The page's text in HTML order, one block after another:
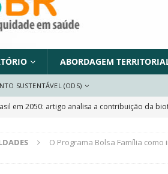
ABORDAGEM
SUSTENTÁVEL (ODS)
em 2050: artigo analisa a contribuição da
resilientes: a importância do plano local de
O Programa Bolsa Família como